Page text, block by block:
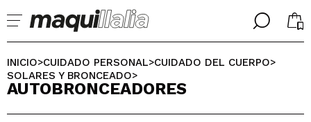
╳
Ya soy #maquilover, tengo cuenta
BIENVENIDX!
╳
SELECCIONA TU IDIOMA
ESPAÑOL
ENGLISH
INICIO>CUIDADO PERSONAL>CUIDADO DEL CUERPO>
SOLARES Y BRONCEADO>
AUTOBRONCEADORES